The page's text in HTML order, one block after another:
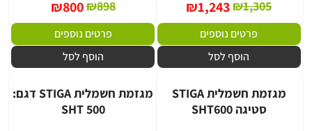
₪1,305
₪1,243
פרטים נוספים
הוסף לסל
₪898
₪800
פרטים נוספים
הוסף לסל
מגזמת חשמלית STIGA
סטיגה SHT600
מגזמת חשמלית STIGA דגם:
SHT 500